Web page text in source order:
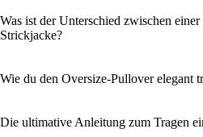
Was ist der Unterschied zwischen einer
Strickjacke?
Wie du den Oversize-Pullover elegant
Die ultimative Anleitung zum Tragen